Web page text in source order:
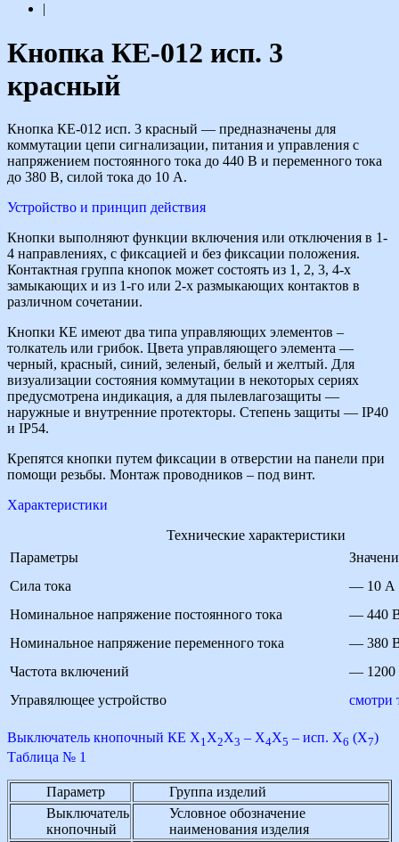
|
Кнопка КЕ-012 исп. 3
красный
Кнопка КЕ-012 исп. 3 красный — предназначены для
коммутации цепи сигнализации, питания и управления с
напряжением постоянного тока до 440 В и переменного тока
до 380 В, силой тока до 10 А.
Устройство и принцип действия
Кнопки выполняют функции включения или отключения в 1-
4 направлениях, с фиксацией и без фиксации положения.
Контактная группа кнопок может состоять из 1, 2, 3, 4-х
замыкающих и из 1-го или 2-х размыкающих контактов в
различном сочетании.
Кнопки КЕ имеют два типа управляющих элементов –
толкатель или грибок. Цвета управляющего элемента —
черный, красный, синий, зеленый, белый и желтый. Для
визуализации состояния коммутации в некоторых сериях
предусмотрена индикация, а для пылевлагозащиты —
наружные и внутренние протекторы. Степень защиты — IP40
и IP54.
Крепятся кнопки путем фиксации в отверстии на панели при
помощи резьбы. Монтаж проводников – под винт.
Характеристики
Технические характеристики
Параметры
Сила тока
— 10 А
Номинальное напряжение постоянного тока
— 440
Номинальное напряжение переменного тока
— 380
Частота включений
— 1200
Управялющее устройство
смотри
Выключатель кнопочный КЕ Х1Х2Х3 – Х4Х5 – исп. Х6 (Х7)
Таблица № 1
Параметр
Группа изделий
Выключатель
кнопочный
Условное обозначение
наименования изделия